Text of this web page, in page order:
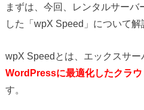
まずは、今回、レンタルサー
した「wpX Speed」について解
wpX Speedとは、エックスサ
WordPressに最適化したクラ
す。